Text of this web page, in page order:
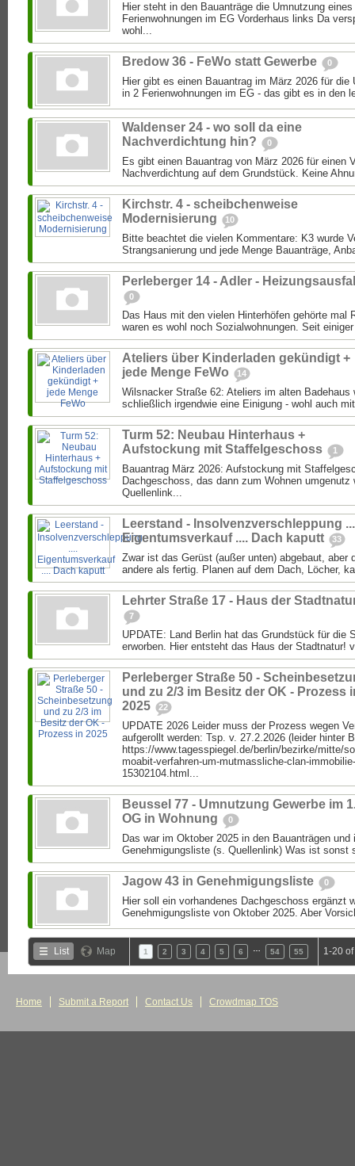
Hier steht in den Bauanträge die Umnutzung
Ferienwohnungen im EG Vorderhaus links Da
wohl...
Bredow 36 - FeWo statt Gewerbe 0
Hier gibt es einen Bauantrag im März 2026 für die
in 2 Ferienwohnungen im EG - das gibt es in den
Waldenser 24 - wo soll da eine
Nachverdichtung hin?
0
Es gibt einen Bauantrag von März 2026 für einen
Nachverdichtung auf dem Grundstück. Keine
Kirchstr. 4 - scheibchenweise
Modernisierung
10
Bitte beachtet die vielen Kommentare: K3 wurde
Strangsanierung und jede Menge Bauanträge,
Perleberger 14 - Adler -
0
Das Haus mit den vielen Hinterhöfen gehörte mal
waren es wohl noch Sozialwohnungen. Seit
Ateliers über Kinderladen gekündigt +
jede Menge FeWo
14
Wilsnacker Straße 62: Ateliers im alten Badehaus
schließlich irgendwie eine Einigung - wohl auch
Turm 52: Neubau Hinterhaus +
Aufstockung mit Staffelgeschoss
1
Bauantrag März 2026: Aufstockung mit
Dachgeschoss, das dann zum Wohnen umgenutz
Quellenlink...
Leerstand - Insolvenzverschleppung
Eigentumsverkauf .... Dach kaputt
33
Zwar ist das Gerüst (außer unten) abgebaut, aber
andere als fertig. Planen auf dem Dach, Löcher,
Lehrter Straße 17 - Haus der
7
UPDATE: Land Berlin hat das Grundstück für die
erworben. Hier entsteht das Haus der Stadtnatur!
Perleberger Straße 50 -
und zu 2/3 im Besitz der OK - Prozess
2025
22
UPDATE 2026 Leider muss der Prozess wegen
aufgerollt werden: Tsp. v. 27.2.2026 (leider hinter
https://www.tagesspiegel.de/berlin/bezirke/mitte/
moabit-verfahren-um-mutmassliche-clan-
15302104.html...
Beussel 77 - Umnutzung Gewerbe im
OG in Wohnung
0
Das war im Oktober 2025 in den Bauanträgen
Genehmigungsliste (s. Quellenlink) Was ist sonst
Jagow 43 in Genehmigungsliste 0
Hier soll ein vorhandenes Dachgeschoss ergänzt
Genehmigungsliste von Oktober 2025. Aber
List Map 1 2 3 4 5 6 54 55 1-20
Home Submit a Report Contact Us Crowdmap TOS